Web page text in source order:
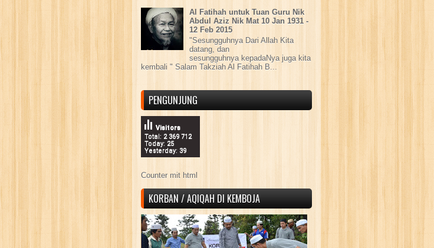
Al Fatihah untuk Tuan Guru Nik
Abdul Aziz Nik Mat 10 Jan 1931 -
12 Feb 2015
"Sesungguhnya Dari Allah Kita
datang, dan
sesungguhnya kepadaNya juga kita
kembali " Salam Takziah Al Fatihah B...
PENGUNJUNG
Total: 2 369 712
Today: 25
Yesterday: 39
Visitors
Counter mit html
KORBAN / AQIQAH DI KEMBOJA